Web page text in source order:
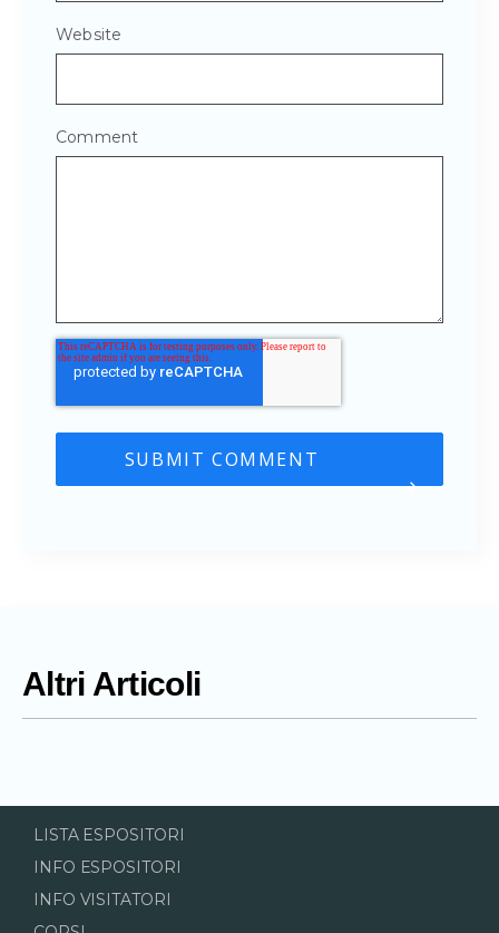
Website
Comment
Altri Articoli
LISTA ESPOSITORI
INFO ESPOSITORI
INFO VISITATORI